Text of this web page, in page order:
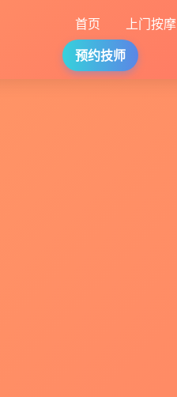
首页 上门按摩
预约技师